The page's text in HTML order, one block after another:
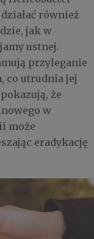
również
jak w
ustnej.
przyleganie
co utrudnia jej
że
w
może
eradykację